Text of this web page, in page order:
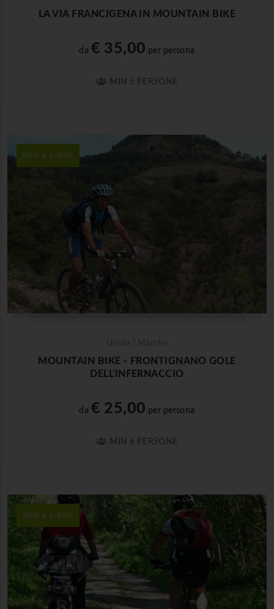
LA VIA FRANCIGENA IN MOUNTAIN BIKE
da € 35,00 per persona
MIN 5 PERSONE
BIKE & E-BIKE
MOUNTAIN BIKE - FRONTIGNANO GOLE
DELL'INFERNACCIO
da € 25,00 per persona
MIN 6 PERSONE
BIKE & E-BIKE